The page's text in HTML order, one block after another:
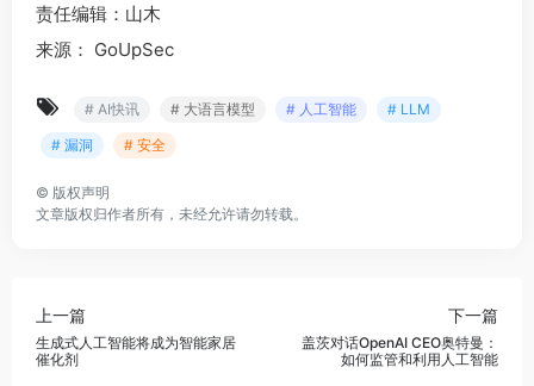
责任编辑：山木
来源： GoUpSec
# AI快讯 # 大语言模型 # 人工智能
# LLM
# 漏洞
# 安全
© 版权声明
文章版权归作者所有，未经允许请勿转载。
上一篇
生成式人工智能将成为智能家居
催化剂
下一篇
盖茨对话OpenAI CEO奥特曼：
如何监管和利用人工智能